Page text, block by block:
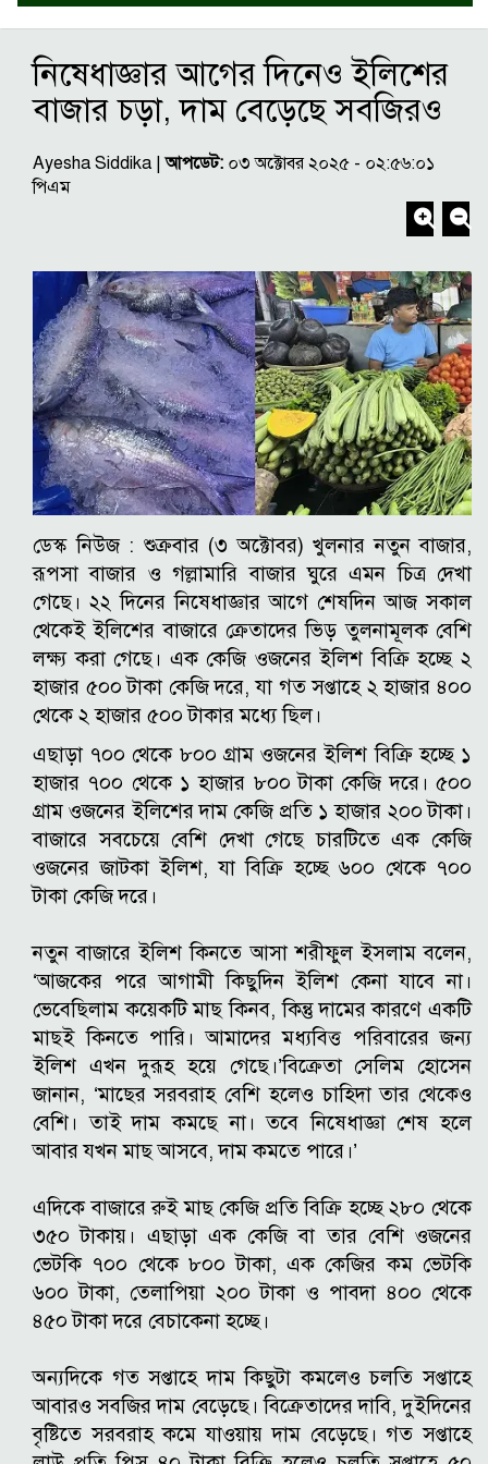
নিষেধাজ্ঞার আগের দিনেও ইলিশের
বাজার চড়া, দাম বেড়েছে সবজিরও
Ayesha Siddika |আপডেট: ০৩ অক্টোবর ২০২৫ - ০২:৫৬:০১
পিএম
ডেস্ক নিউজ : শুক্রবার (৩ অক্টোবর) খুলনার নতুন বাজার,
রূপসা বাজার ও গল্লামারি বাজার ঘুরে এমন চিত্র দেখা
গেছে। ২২ দিনের নিষেধাজ্ঞার আগে শেষদিন আজ সকাল
থেকেই ইলিশের বাজারে ক্রেতাদের ভিড় তুলনামূলক বেশি
লক্ষ্য করা গেছে। এক কেজি ওজনের ইলিশ বিক্রি হচ্ছে ২
হাজার ৫০০ টাকা কেজি দরে, যা গত সপ্তাহে ২ হাজার ৪০০
থেকে ২ হাজার ৫০০ টাকার মধ্যে ছিল।
এছাড়া ৭০০ থেকে ৮০০ গ্রাম ওজনের ইলিশ বিক্রি হচ্ছে ১
হাজার ৭০০ থেকে ১ হাজার ৮০০ টাকা কেজি দরে। ৫০০
গ্রাম ওজনের ইলিশের দাম কেজি প্রতি ১ হাজার ২০০ টাকা।
বাজারে সবচেয়ে বেশি দেখা গেছে চারটিতে এক কেজি
ওজনের জাটকা ইলিশ, যা বিক্রি হচ্ছে ৬০০ থেকে ৭০০
টাকা কেজি দরে।
নতুন বাজারে ইলিশ কিনতে আসা শরীফুল ইসলাম বলেন,
‘আজকের পরে আগামী কিছুদিন ইলিশ কেনা যাবে না।
ভেবেছিলাম কয়েকটি মাছ কিনব, কিন্তু দামের কারণে একটি
মাছই কিনতে পারি। আমাদের মধ্যবিত্ত পরিবারের জন্য
ইলিশ এখন দুরূহ হয়ে গেছে।’বিক্রেতা সেলিম হোসেন
জানান, ‘মাছের সরবরাহ বেশি হলেও চাহিদা তার থেকেও
বেশি। তাই দাম কমছে না। তবে নিষেধাজ্ঞা শেষ হলে
আবার যখন মাছ আসবে, দাম কমতে পারে।’
এদিকে বাজারে রুই মাছ কেজি প্রতি বিক্রি হচ্ছে ২৮০ থেকে
৩৫০ টাকায়। এছাড়া এক কেজি বা তার বেশি ওজনের
ভেটকি ৭০০ থেকে ৮০০ টাকা, এক কেজির কম ভেটকি
৬০০ টাকা, তেলাপিয়া ২০০ টাকা ও পাবদা ৪০০ থেকে
৪৫০ টাকা দরে বেচাকেনা হচ্ছে।
অন্যদিকে গত সপ্তাহে দাম কিছুটা কমলেও চলতি সপ্তাহে
আবারও সবজির দাম বেড়েছে। বিক্রেতাদের দাবি, দুইদিনের
বৃষ্টিতে সরবরাহ কমে যাওয়ায় দাম বেড়েছে। গত সপ্তাহে